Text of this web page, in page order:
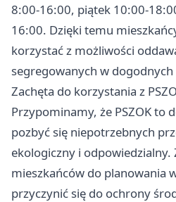
8:00-16:00, piątek 10:00-
16:00. Dzięki temu
korzystać z możliwości
segregowanych w
Zachęta do korzystania z
Przypominamy, że PSZOK to
pozbyć się niepotrzebnych
ekologiczny i odpowiedzialny.
mieszkańców do planowania
przyczynić się do ochrony